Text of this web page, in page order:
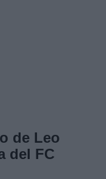
de Leo
del FC